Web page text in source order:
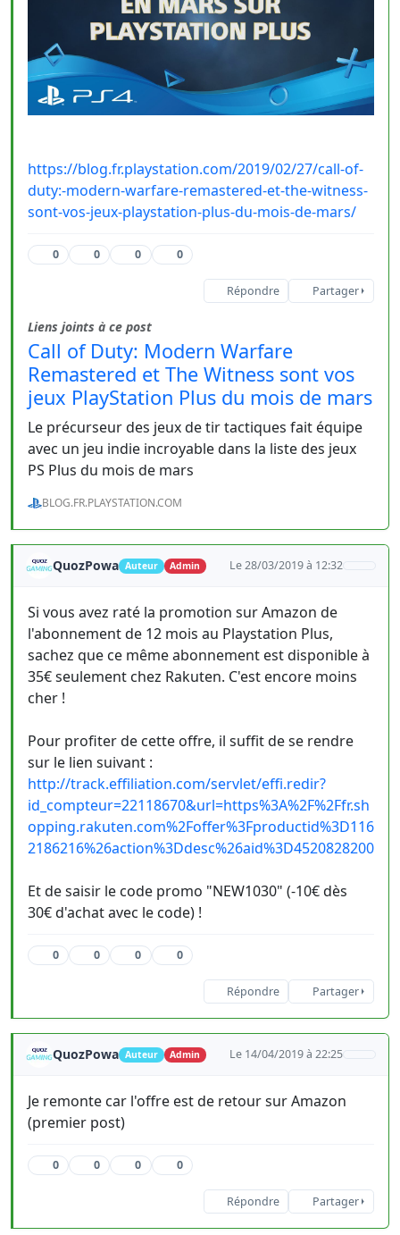
https://blog.fr.playstation.com/2019/02/27/call-of-
duty:-modern-warfare-remastered-et-the-witness-
sont-vos-jeux-playstation-plus-du-mois-de-mars/
0 0 0 0
Répondre Partager
Liens joints à ce post
Call of Duty: Modern Warfare
Remastered et The Witness sont vos
jeux PlayStation Plus du mois de mars
Le précurseur des jeux de tir tactiques fait équipe
avec un jeu indie incroyable dans la liste des jeux
PS Plus du mois de mars
BLOG.FR.PLAYSTATION.COM
QuozPowa Auteur Admin Le 28/03/2019 à 12:32
Si vous avez raté la promotion sur Amazon de
l'abonnement de 12 mois au Playstation Plus,
sachez que ce même abonnement est disponible à
35€ seulement chez Rakuten. C'est encore moins
cher !
Pour profiter de cette offre, il suffit de se rendre
sur le lien suivant :
http://track.effiliation.com/servlet/effi.redir?
id_compteur=22118670&url=https%3A%2F%2Ffr.sh
opping.rakuten.com%2Foffer%3Fproductid%3D116
2186216%26action%3Ddesc%26aid%3D4520828200
Et de saisir le code promo "NEW1030" (-10€ dès
30€ d'achat avec le code) !
0 0 0 0
Répondre Partager
QuozPowa Auteur Admin Le 14/04/2019 à 22:25
Je remonte car l'offre est de retour sur Amazon
(premier post)
0 0 0 0
Répondre Partager